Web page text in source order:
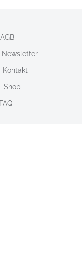
AGB
Newsletter
Kontakt
Shop
FAQ